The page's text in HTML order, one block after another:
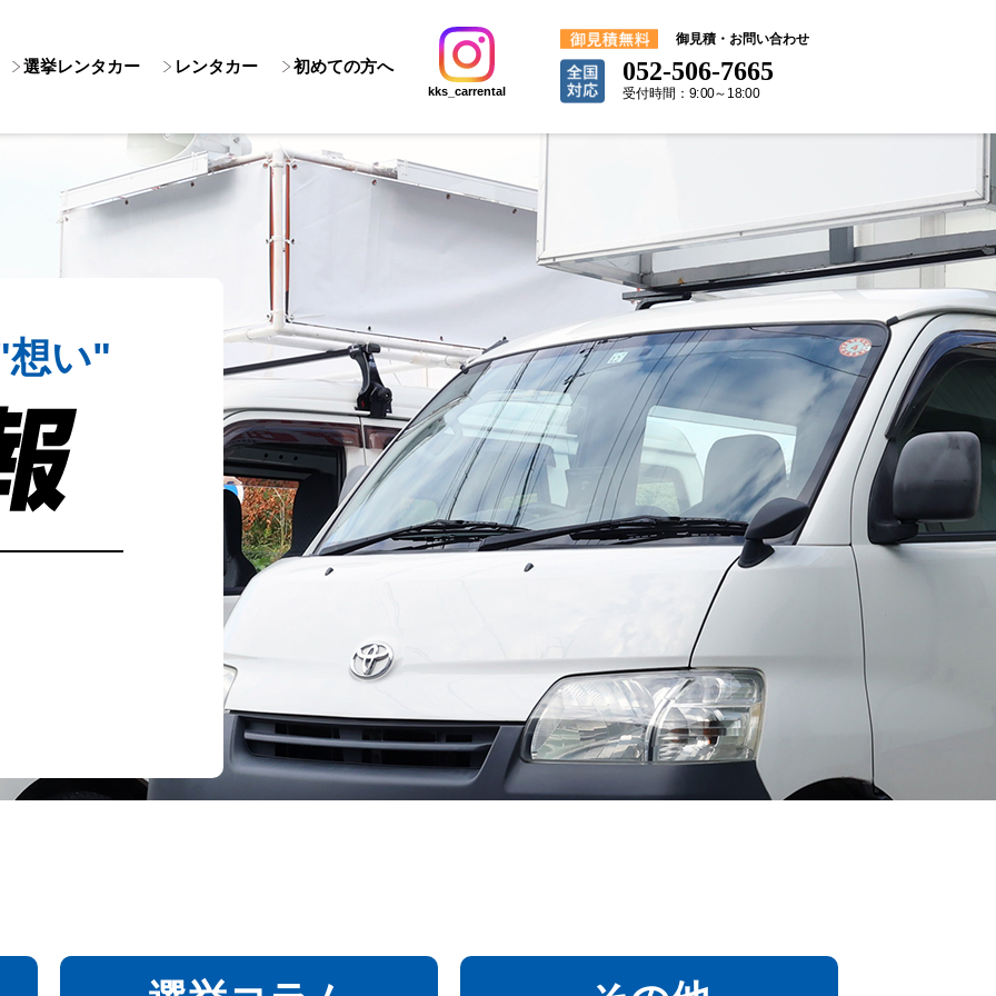
選挙レンタカー レンタカー 初めての方へ
kks_carrental
御見積・お問い合わせ
052-506-7665
受付時間：9:00～18:00
い"